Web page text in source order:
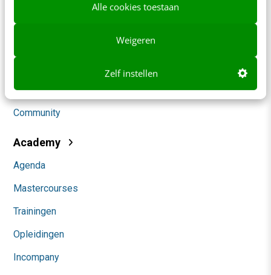
Alle cookies toestaan
Weigeren
Zelf instellen
Klantcontact & CX
Themanieuwsbrieven
Community
Academy
Agenda
Mastercourses
Trainingen
Opleidingen
Incompany